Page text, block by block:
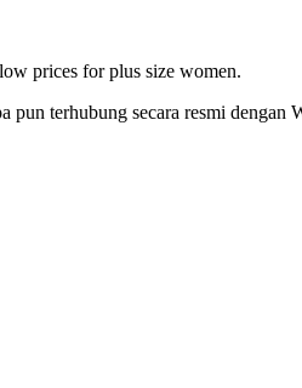
prices for plus size women.
terhubung secara resmi